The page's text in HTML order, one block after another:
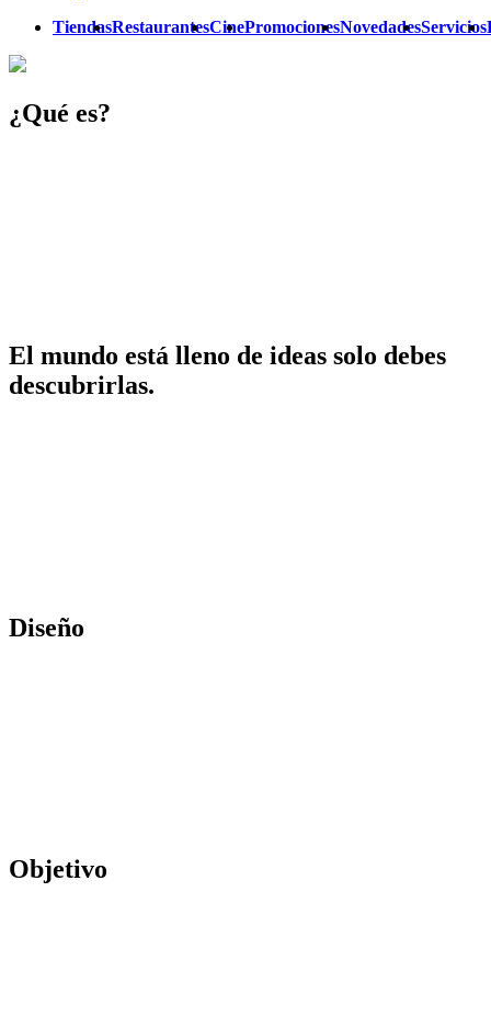
TiendasRestaurantesCinePromocionesNovedadesServicios
¿Qué es?
El mundo está lleno de ideas solo debes
descubrirlas.
Diseño
Objetivo